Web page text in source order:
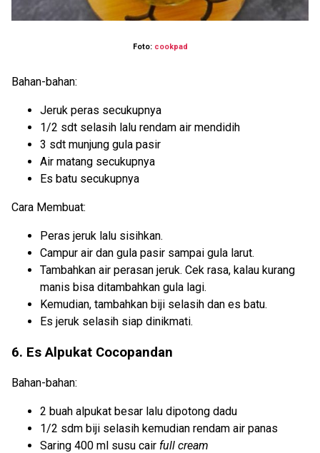
Foto: cookpad
Bahan-bahan:
Jeruk peras secukupnya
1/2 sdt selasih lalu rendam air mendidih
3 sdt munjung gula pasir
Air matang secukupnya
Es batu secukupnya
Cara Membuat:
Peras jeruk lalu sisihkan.
Campur air dan gula pasir sampai gula larut.
Tambahkan air perasan jeruk. Cek rasa, kalau kurang
manis bisa ditambahkan gula lagi.
Kemudian, tambahkan biji selasih dan es batu.
Es jeruk selasih siap dinikmati.
6. Es Alpukat Cocopandan
Bahan-bahan:
2 buah alpukat besar lalu dipotong dadu
1/2 sdm biji selasih kemudian rendam air panas
Saring 400 ml susu cair full cream